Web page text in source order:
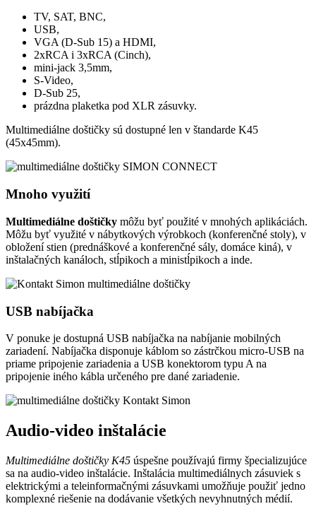
TV, SAT, BNC,
USB,
VGA (D-Sub 15) a HDMI,
2xRCA i 3xRCA (Cinch),
mini-jack 3,5mm,
S-Video,
D-Sub 25,
prázdna plaketka pod XLR zásuvky.
Multimediálne doštičky sú dostupné len v štandarde K45
(45x45mm).
Mnoho využití
Multimediálne doštičky môžu byť použité v mnohých aplikáciách.
Môžu byť využité v nábytkových výrobkoch (konferenčné stoly), v
obložení stien (prednáškové a konferenčné sály, domáce kiná), v
inštalačných kanáloch, stĺpikoch a ministĺpikoch a inde.
USB nabíjačka
V ponuke je dostupná USB nabíjačka na nabíjanie mobilných
zariadení. Nabíjačka disponuje káblom so zástrčkou micro-USB na
priame pripojenie zariadenia a USB konektorom typu A na
pripojenie iného kábla určeného pre dané zariadenie.
Audio-video inštalácie
Multimediálne doštičky K45 úspešne používajú firmy špecializujúce
sa na audio-video inštalácie. Inštalácia multimediálnych zásuviek s
elektrickými a teleinformačnými zásuvkami umožňuje použiť jedno
komplexné riešenie na dodávanie všetkých nevyhnutných médií.